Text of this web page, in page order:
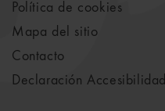
Política de cookies
Mapa del sitio
Contacto
Declaración Accesibilidad